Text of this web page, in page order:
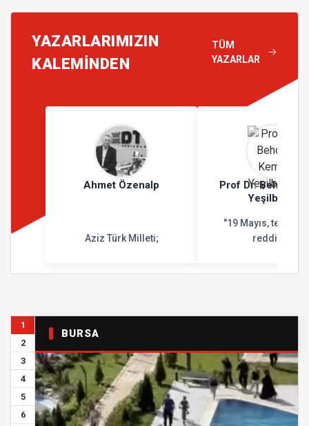
YAZARLARIMIZIN
KALEMİNDEN
TÜM
YAZARLAR
Ahmet Özenalp
Aziz Türk Milleti;
Prof Dr. Behçet
Yeşilbursa
"19 Mayıs,
reddidir"
1
2
3
4
5
6
BURSA